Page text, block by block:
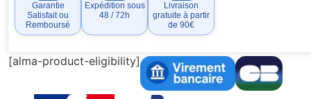
Garantie
Satisfait ou
Remboursé
Expédition sous
48 / 72h
Livraison
gratuite à partir
de 90€
[alma-product-eligibility]